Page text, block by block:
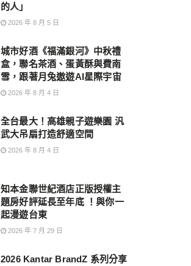
的人」
2026 年 8 月 5 日
城市好酒《福滿銀河》中秋禮
盒，聯名茶酒、蛋黃酥與費南
雪，跟著月兔遨遊AI星際宇宙
2026 年 8 月 4 日
全台最大！高雄親子遊樂園 汎
武大吊扇打造舒適空間
2026 年 8 月 4 日
知本金聯世紀酒店正版授權主
題房好評延長至年底 ！與你一
起漫遊台東
2026 年 7 月 29 日
2026 Kantar BrandZ 系列分享